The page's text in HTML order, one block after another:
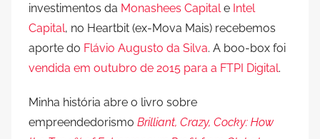
investimentos da Monashees Capitale Intel
Capital, no Heartbit (ex-Mova Mais) recebemos
aporte do Flávio Augusto da Silva. A boo-box foi
vendida em outubro de 2015 para a FTPI Digital.
Minha história abre o livro sobre
empreendedorismo Brilliant, Crazy, Cocky: How